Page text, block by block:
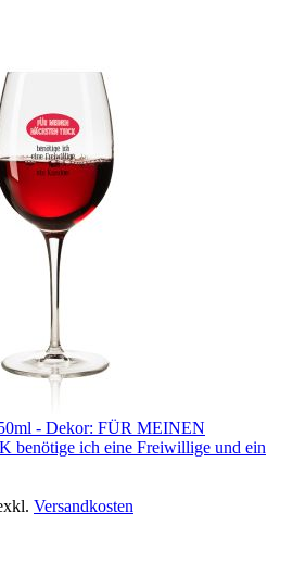
- Dekor: FÜR MEINEN
benötige ich eine Freiwillige und ein
Versandkosten